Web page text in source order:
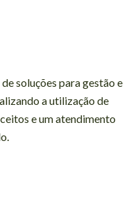
soluções para gestão e
a utilização de
e um atendimento